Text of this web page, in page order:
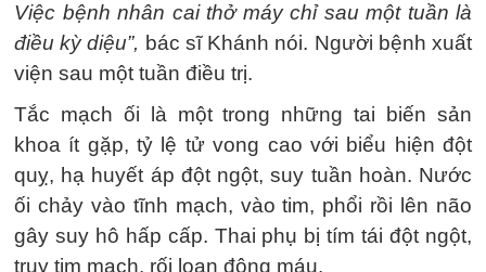
Việc bệnh nhân cai thở máy chỉ sau một tuần là
điều kỳ diệu”, bác sĩ Khánh nói. Người bệnh xuất
viện sau một tuần điều trị.
Tắc mạch ối là một trong những tai biến sản
khoa ít gặp, tỷ lệ tử vong cao với biểu hiện đột
quỵ, hạ huyết áp đột ngột, suy tuần hoàn. Nước
ối chảy vào tĩnh mạch, vào tim, phổi rồi lên não
gây suy hô hấp cấp. Thai phụ bị tím tái đột ngột,
trụy tim mạch, rối loạn đông máu.